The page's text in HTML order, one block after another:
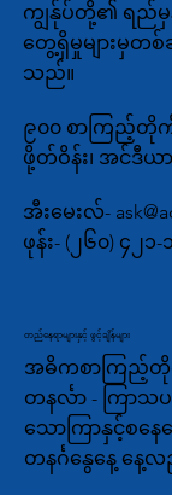
ကျွန်ုပ်တို့၏ ရည်မှ
တွေ့ရှိမှုများမှတ
သည်။
၉၀၀ စာကြည့်တိုက်
ဖို့တ်ဝိန်း၊ အင်ဒီယာ
အီးမေးလ်-
ဖုန်း- (၂၆၀) ၄၂၁-
တည်နေရာများနှင့် ဖွင့်ချိန်များ
အဓိကစာကြည့်တို
တနင်္လာ - ကြာသ
သောကြာနှင့်စန
တနင်္ဂနွေနေ့ နေ့